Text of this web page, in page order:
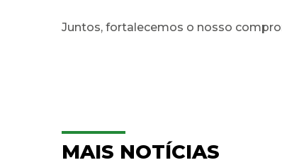
Juntos, fortalecemos o nosso
MAIS NOTÍCIAS